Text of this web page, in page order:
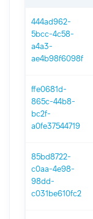
444ad962-
5bcc-4c58-
a4a3-
ae4b98f6098f
ffe0681d-
865c-44b8-
bc2f-
a0fe37544719
85bd8722-
c0aa-4e98-
98dd-
c031be610fc2